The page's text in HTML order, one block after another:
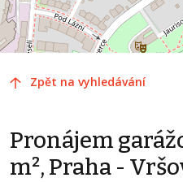
Zpět na vyhledávání
Pronájem
m², Praha -